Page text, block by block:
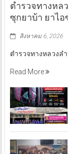
ตำรวจทางหล
ซุกยาบ้า ยาไ
สิงหาคม 6, 2026
ตำรวจทางหลวงล
Read More